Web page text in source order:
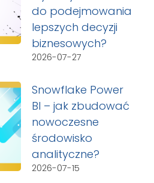
do podejmowania
lepszych decyzji
biznesowych?
2026-07-27
Snowflake Power
BI – jak zbudować
nowoczesne
środowisko
analityczne?
2026-07-15